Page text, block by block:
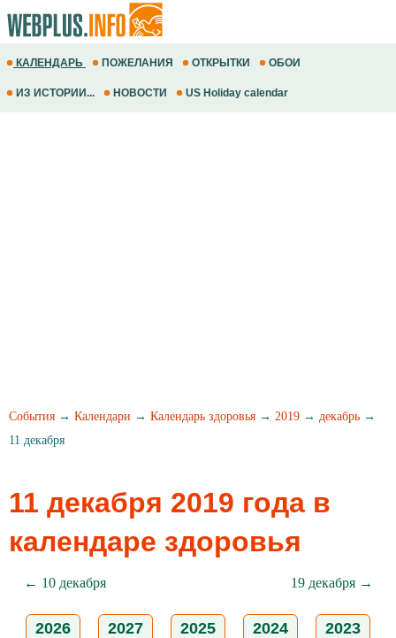
КАЛЕНДАРЬ ПОЖЕЛАНИЯ ОТКРЫТКИ ОБОИ
ИЗ ИСТОРИИ... НОВОСТИ US Holiday calendar
События → Календари → Календарь здоровья → 2019 → декабрь →
11 декабря
11 декабря 2019 года в
календаре здоровья
← 10 декабря 19 декабря →
2026 2027 2025 2024 2023